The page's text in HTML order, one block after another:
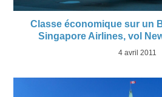
Classe économique sur un
Singapore Airlines, vol
4 avril 2011